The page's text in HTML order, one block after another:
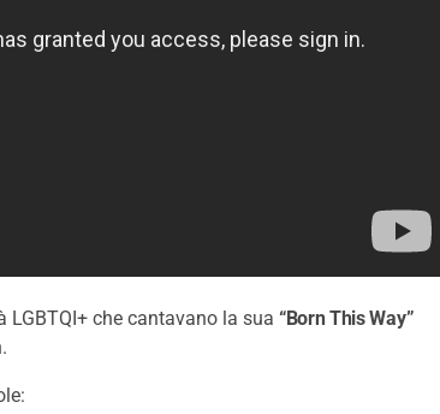
che cantavano la sua “Born This Way”